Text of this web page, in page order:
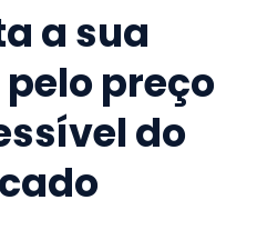
a sua
preço
do